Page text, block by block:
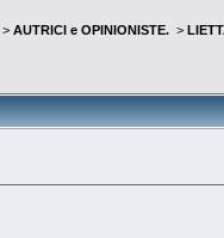
> AUTRICI e OPINIONISTE. >